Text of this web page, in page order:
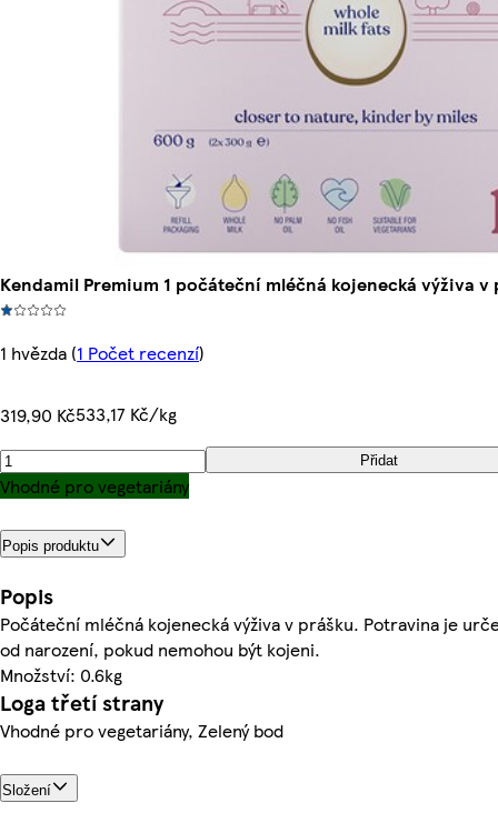
Kendamil Premium 1 počáteční mléčná kojenecká výživa v
1 hvězda (1 Počet recenzí)
319,90 Kč533,17 Kč/kg
Přidat
Vhodné pro vegetariány
Popis produktu
Popis
Počáteční mléčná kojenecká výživa v prášku. Potravina je
od narození, pokud nemohou být kojeni.
Množství: 0.6kg
Loga třetí strany
Vhodné pro vegetariány, Zelený bod
Složení